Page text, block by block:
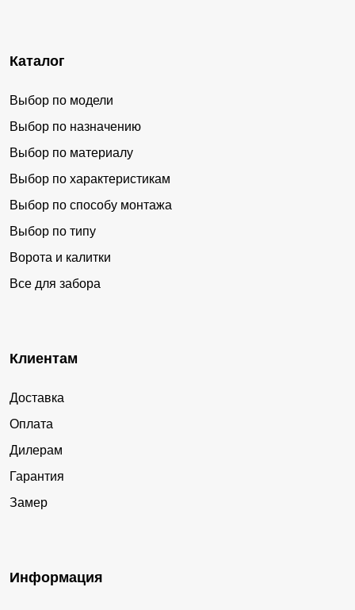
Каталог
Выбор по модели
Выбор по назначению
Выбор по материалу
Выбор по характеристикам
Выбор по способу монтажа
Выбор по типу
Ворота и калитки
Все для забора
Клиентам
Доставка
Оплата
Дилерам
Гарантия
Замер
Информация